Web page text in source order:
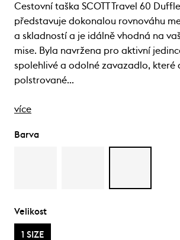
Cestovní taška SCOTT Travel 60
představuje dokonalou rovnováhu
a skladností a je idálně vhodná na
mise. Byla navržena pro aktivní
spolehlivé a odolné zavazadlo, které
polstrované…
více
Barva
Velikost
1 SIZE